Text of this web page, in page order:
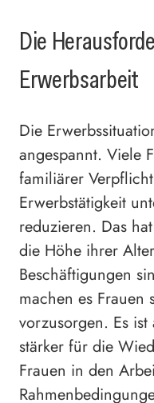
Die
Erwerbsarbeit
Die
angespannt. Viele
familiärer
Erwerbstätigkeit
reduzieren. Das
die Höhe ihrer
Beschäftigungen
machen es
vorzusorgen. Es
stärker für die
Frauen in den